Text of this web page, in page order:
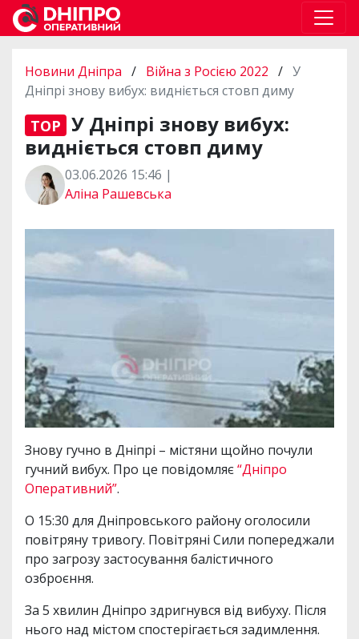
Новини Дніпра / Війна з Росією 2022 / У
Дніпрі знову вибух: видніється стовп диму
TOP У Дніпрі знову вибух:
видніється стовп диму
03.06.2026 15:46 |
Аліна Рашевська
Знову гучно в Дніпрі – містяни щойно почули
гучний вибух. Про це повідомляє“Дніпро
Оперативний”.
О 15:30 для Дніпровського району оголосили
повітряну тривогу. Повітряні Сили попереджали
про загрозу застосування балістичного
озброєння.
За 5 хвилин Дніпро здригнувся від вибуху. Після
нього над містом спостерігається задимлення.